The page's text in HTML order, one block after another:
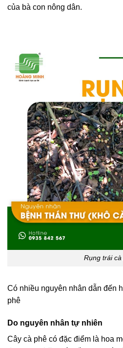
của bà con nông dân.
Rụng trái cà
Có nhiều nguyên nhân dẫn đến
phê
Do nguyên nhân tự nhiên
Cây cà phê có đặc điểm là hoa